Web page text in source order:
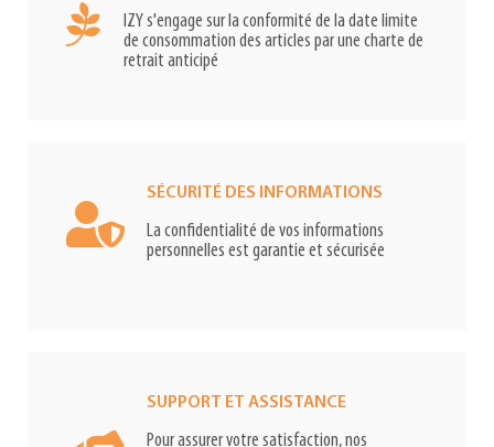
IZY s'engage sur la conformité de la date limite
de consommation des articles par une charte de
retrait anticipé
SÉCURITÉ DES INFORMATIONS
La confidentialité de vos informations
personnelles est garantie et sécurisée
SUPPORT ET ASSISTANCE
Pour assurer votre satisfaction, nos